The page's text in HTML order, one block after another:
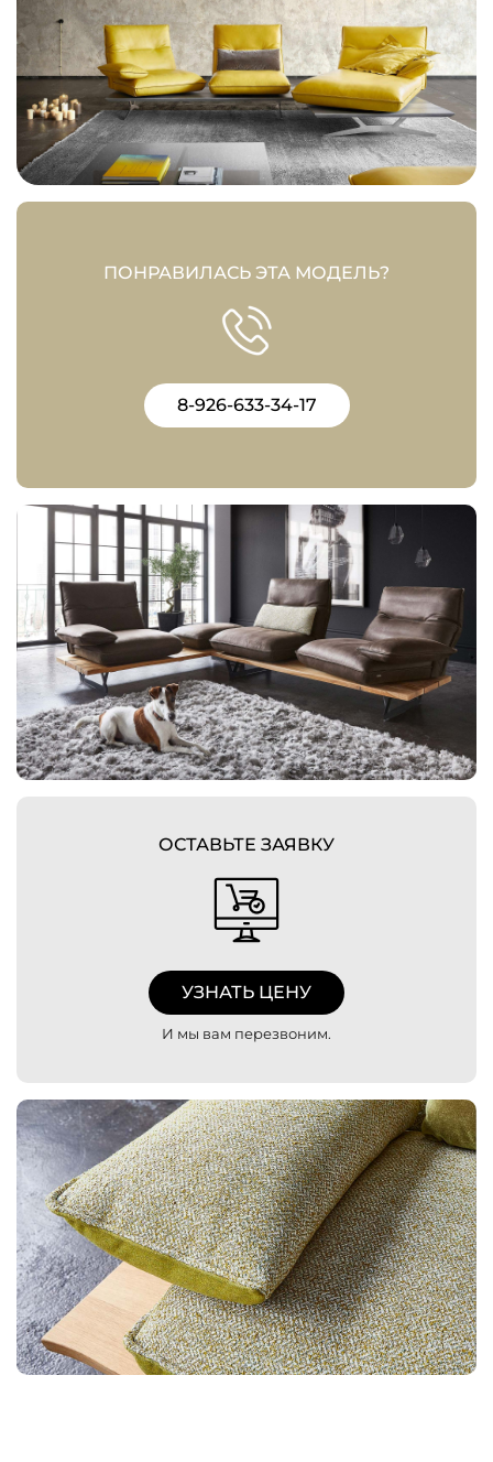
ПОНРАВИЛАСЬ ЭТА МОДЕЛЬ?
8-926-633-34-17
ОСТАВЬТЕ ЗАЯВКУ
УЗНАТЬ ЦЕНУ
И мы вам перезвоним.